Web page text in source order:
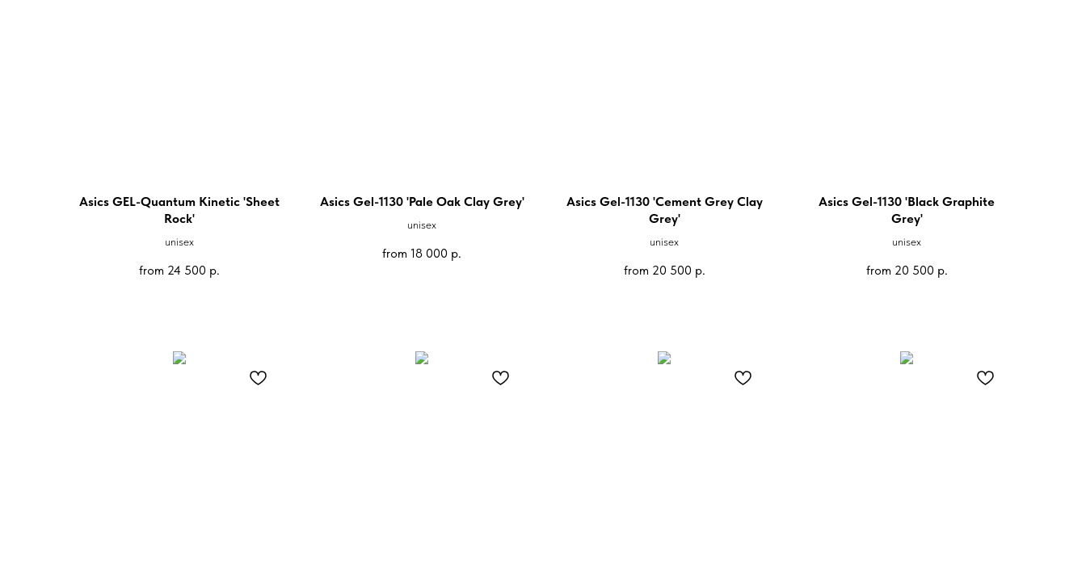
Asics GEL-Quantum Kinetic 'Sheet
Rock'
unisex
from 24 500 р.
Asics Gel-1130 'Pale Oak Clay Grey'
unisex
from 18 000 р.
Asics Gel-1130 'Cement Grey Clay
Grey'
unisex
from 20 500 р.
Asics Gel-1130 'Black Graphite
Grey'
unisex
from 20 500 р.